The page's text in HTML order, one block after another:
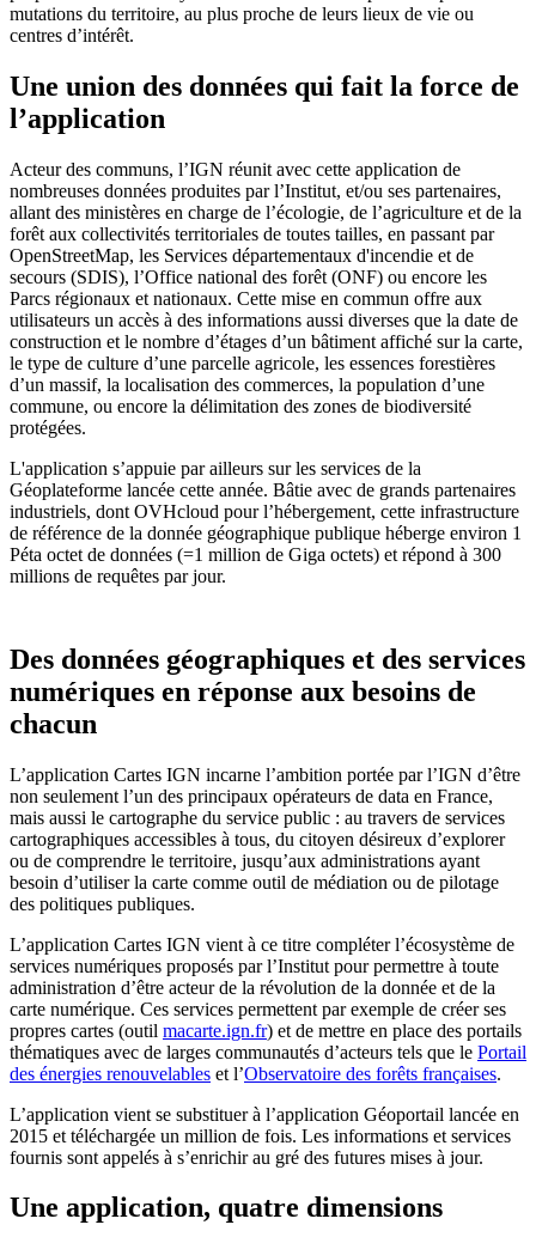
mutations du territoire, au plus proche de leurs lieux de vie ou
centres d’intérêt.
Une union des données qui fait la force de
l’application
Acteur des communs, l’IGN réunit avec cette application de
nombreuses données produites par l’Institut, et/ou ses partenaires,
allant des ministères en charge de l’écologie, de l’agriculture et de la
forêt aux collectivités territoriales de toutes tailles, en passant par
OpenStreetMap, les Services départementaux d'incendie et de
secours (SDIS), l’Office national des forêt (ONF) ou encore les
Parcs régionaux et nationaux. Cette mise en commun offre aux
utilisateurs un accès à des informations aussi diverses que la date de
construction et le nombre d’étages d’un bâtiment affiché sur la carte,
le type de culture d’une parcelle agricole, les essences forestières
d’un massif, la localisation des commerces, la population d’une
commune, ou encore la délimitation des zones de biodiversité
protégées.
L'application s’appuie par ailleurs sur les services de la
Géoplateforme lancée cette année. Bâtie avec de grands partenaires
industriels, dont OVHcloud pour l’hébergement, cette infrastructure
de référence de la donnée géographique publique héberge environ 1
Péta octet de données (=1 million de Giga octets) et répond à 300
millions de requêtes par jour.
Des données géographiques et des services
numériques en réponse aux besoins de
chacun
L’application Cartes IGN incarne l’ambition portée par l’IGN d’être
non seulement l’un des principaux opérateurs de data en France,
mais aussi le cartographe du service public : au travers de services
cartographiques accessibles à tous, du citoyen désireux d’explorer
ou de comprendre le territoire, jusqu’aux administrations ayant
besoin d’utiliser la carte comme outil de médiation ou de pilotage
des politiques publiques.
L’application Cartes IGN vient à ce titre compléter l’écosystème de
services numériques proposés par l’Institut pour permettre à toute
administration d’être acteur de la révolution de la donnée et de la
carte numérique. Ces services permettent par exemple de créer ses
propres cartes (outil macarte.ign.fr) et de mettre en place des portails
thématiques avec de larges communautés d’acteurs tels que le Portail
des énergies renouvelables et l’Observatoire des forêts françaises.
L’application vient se substituer à l’application Géoportail lancée en
2015 et téléchargée un million de fois. Les informations et services
fournis sont appelés à s’enrichir au gré des futures mises à jour.
Une application, quatre dimensions